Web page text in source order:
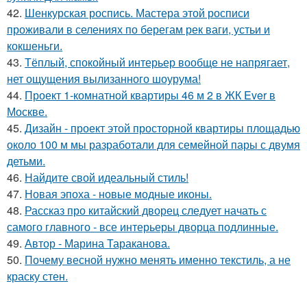
42. Шенкурская роспись. Мастера этой росписи
проживали в селениях по берегам рек ваги, устьи и
кокшеньги.
43. Тёплый, спокойный интерьер вообще не напрягает,
нет ощущения вылизанного шоурума!
44. Проект 1-комнатной квартиры 46 м 2 в ЖК Ever в
Москве.
45. Дизайн - проект этой просторной квартиры площадью
около 100 м мы разработали для семейной пары с двумя
детьми.
46. Найдите свой идеальный стиль!
47. Новая эпоха - новые модные иконы.
48. Рассказ про китайский дворец следует начать с
самого главного - все интерьеры дворца подлинные.
49. Автор - Марина Тараканова.
50. Почему весной нужно менять именно текстиль, а не
краску стен.